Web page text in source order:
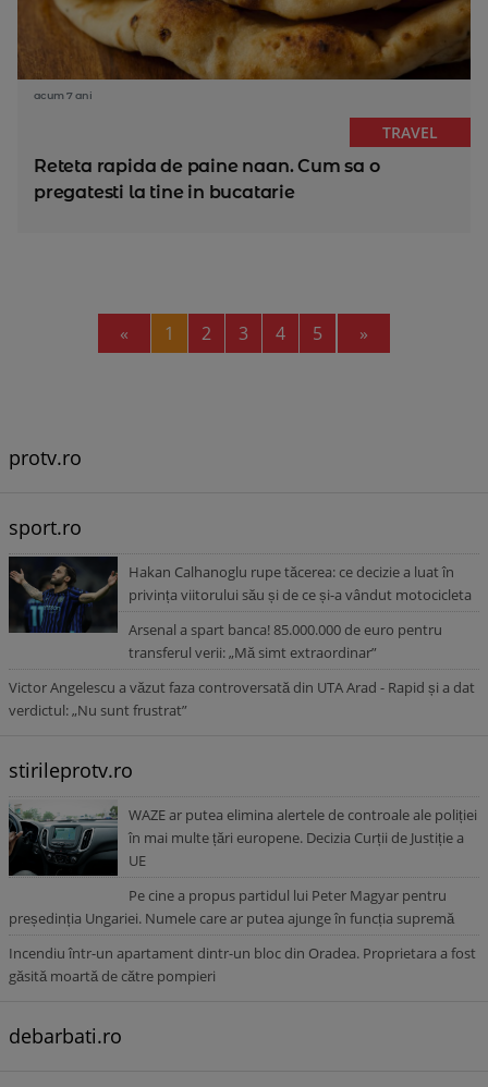
acum 7 ani
TRAVEL
Reteta rapida de paine naan. Cum sa o
pregatesti la tine in bucatarie
« Previous
1 2 3 4 5 »
protv.ro
sport.ro
Hakan Calhanoglu rupe tăcerea: ce decizie a luat în
privința viitorului său și de ce și-a vândut motocicleta
Arsenal a spart banca! 85.000.000 de euro pentru
transferul verii: „Mă simt extraordinar”
Victor Angelescu a văzut faza controversată din UTA Arad - Rapid și a dat
verdictul: „Nu sunt frustrat”
stirileprotv.ro
WAZE ar putea elimina alertele de controale ale poliției
în mai multe țări europene. Decizia Curții de Justiție a
UE
Pe cine a propus partidul lui Peter Magyar pentru
președinția Ungariei. Numele care ar putea ajunge în funcția supremă
Incendiu într-un apartament dintr-un bloc din Oradea. Proprietara a fost
găsită moartă de către pompieri
debarbati.ro